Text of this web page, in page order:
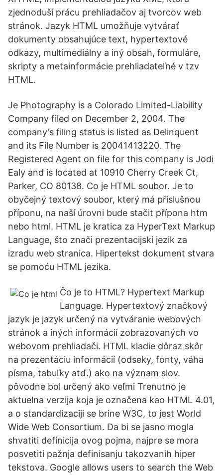
zjednoduší prácu prehliadačov aj tvorcov web
stránok. Jazyk HTML umožňuje vytvárať
dokumenty obsahujúce text, hypertextové
odkazy, multimediálny a iný obsah, formuláre,
skripty a metainformácie prehliadateľné v tzv
HTML.
Je Photography is a Colorado Limited-Liability
Company filed on December 2, 2004. The
company's filing status is listed as Delinquent
and its File Number is 20041413220. The
Registered Agent on file for this company is Jodi
Ealy and is located at 10910 Cherry Creek Ct,
Parker, CO 80138. Co je HTML soubor. Je to
obyčejný textový soubor, který má příslušnou
příponu, na naší úrovni bude stačit přípona htm
nebo html. HTML je kratica za HyperText Markup
Language, što znači prezentacijski jezik za
izradu web stranica. Hipertekst dokument stvara
se pomoću HTML jezika.
Čo je to HTML? Hypertext Markup
Language. Hypertextový značkový
jazyk je jazyk určený na vytváranie webových
stránok a iných informácií zobrazovaných vo
webovom prehliadači. HTML kladie dôraz skôr
na prezentáciu informácií (odseky, fonty, váha
písma, tabuľky atď.) ako na význam slov.
pôvodne bol určený ako veľmi Trenutno je
aktuelna verzija koja je označena kao HTML 4.01,
a o standardizaciji se brine W3C, to jest World
Wide Web Consortium. Da bi se jasno mogla
shvatiti definicija ovog pojma, najpre se mora
posvetiti pažnja definisanju takozvanih hiper
tekstova. Google allows users to search the Web